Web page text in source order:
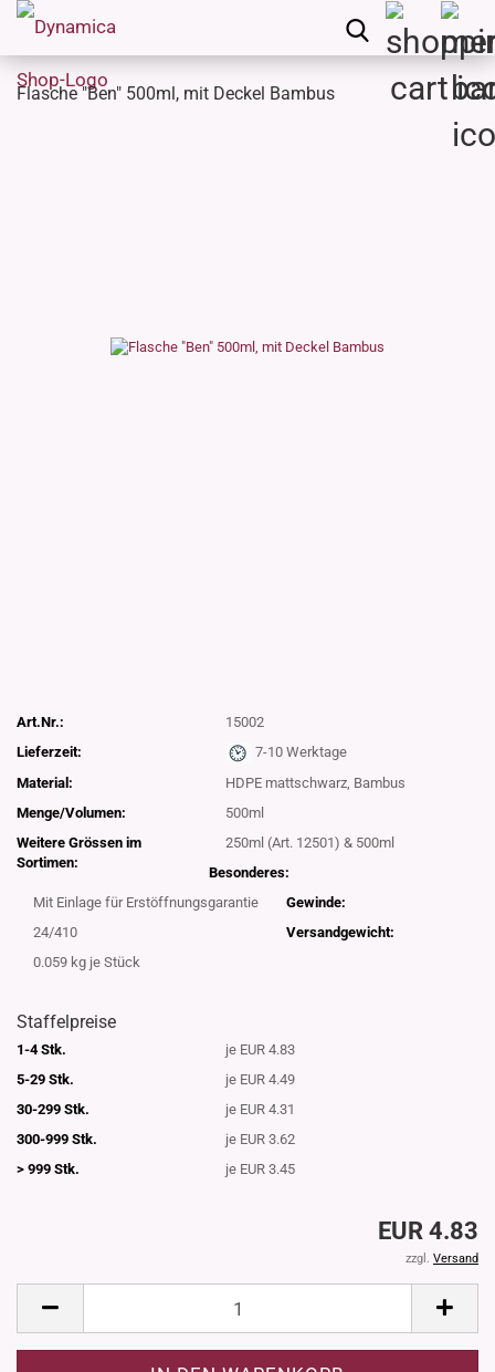
Flasche "Ben" 500ml, mit Deckel Bambus
Art.Nr.:
15002
Lieferzeit:
7-10 Werktage
Material:
HDPE mattschwarz, Bambus
Menge/Volumen:
500ml
Weitere Grössen im
Sortimen:
250ml (Art. 12501) & 500ml
Besonderes:
Mit Einlage für Erstöffnungsgarantie
Gewinde:
24/410
Versandgewicht:
0.059 kg je Stück
Staffelpreise
1-4 Stk.
je EUR 4.83
5-29 Stk.
je EUR 4.49
30-299 Stk.
je EUR 4.31
300-999 Stk.
je EUR 3.62
> 999 Stk.
je EUR 3.45
EUR 4.83
zzgl. Versand